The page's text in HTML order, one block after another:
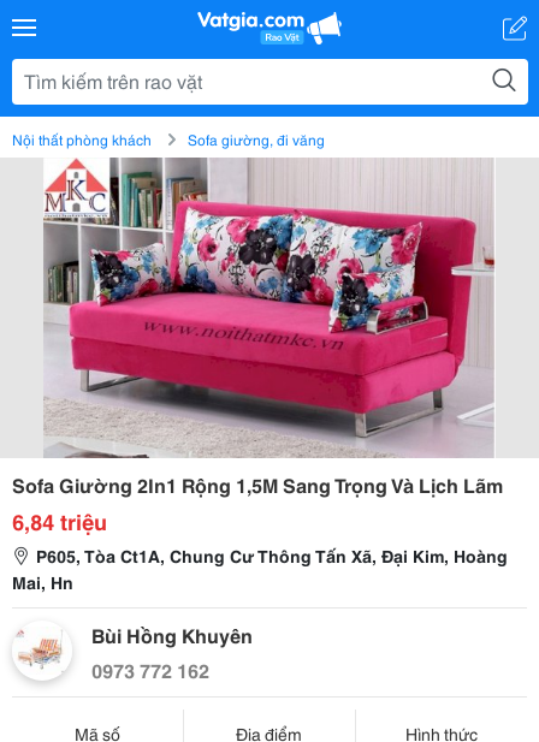
Nội thất phòng khách Sofa giường, đi văng
Sofa Giường 2In1 Rộng 1,5M Sang Trọng Và Lịch Lãm
6,84 triệu
P605, Tòa Ct1A, Chung Cư Thông Tấn Xã, Đại Kim, Hoàng
Mai, Hn
Bùi Hồng Khuyên
0973 772 162
Mã số
Địa điểm
Hình thức